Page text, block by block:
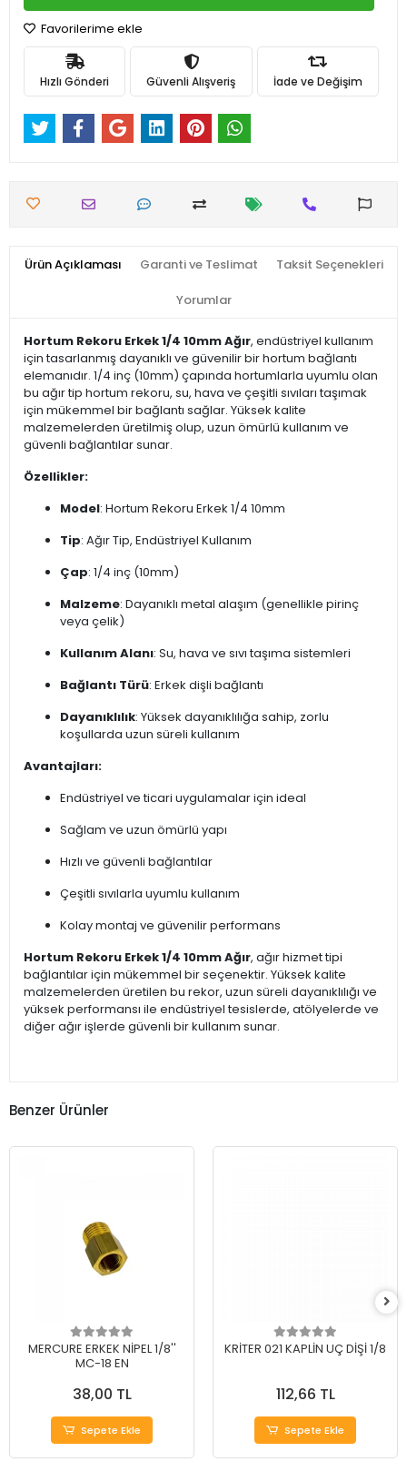
Favorilerime ekle
Hızlı Gönderi Güvenli Alışveriş İade ve Değişim
Ürün Açıklaması Garanti ve Teslimat Taksit Seçenekleri
Yorumlar
Hortum Rekoru Erkek 1/4 10mm Ağır, endüstriyel kullanım
için tasarlanmış dayanıklı ve güvenilir bir hortum bağlantı
elemanıdır. 1/4 inç (10mm) çapında hortumlarla uyumlu olan
bu ağır tip hortum rekoru, su, hava ve çeşitli sıvıları taşımak
için mükemmel bir bağlantı sağlar. Yüksek kalite
malzemelerden üretilmiş olup, uzun ömürlü kullanım ve
güvenli bağlantılar sunar.
Özellikler:
Model: Hortum Rekoru Erkek 1/4 10mm
Tip: Ağır Tip, Endüstriyel Kullanım
Çap: 1/4 inç (10mm)
Malzeme: Dayanıklı metal alaşım (genellikle pirinç
veya çelik)
Kullanım Alanı: Su, hava ve sıvı taşıma sistemleri
Bağlantı Türü: Erkek dişli bağlantı
Dayanıklılık: Yüksek dayanıklılığa sahip, zorlu
koşullarda uzun süreli kullanım
Avantajları:
Endüstriyel ve ticari uygulamalar için ideal
Sağlam ve uzun ömürlü yapı
Hızlı ve güvenli bağlantılar
Çeşitli sıvılarla uyumlu kullanım
Kolay montaj ve güvenilir performans
Hortum Rekoru Erkek 1/4 10mm Ağır, ağır hizmet tipi
bağlantılar için mükemmel bir seçenektir. Yüksek kalite
malzemelerden üretilen bu rekor, uzun süreli dayanıklılığı ve
yüksek performansı ile endüstriyel tesislerde, atölyelerde ve
diğer ağır işlerde güvenli bir kullanım sunar.
Benzer Ürünler
MERCURE ERKEK NİPEL 1/8''
MC-18 EN
38,00 TL
Sepete Ekle
KRİTER 021 KAPLİN UÇ DİŞİ 1/8
112,66 TL
Sepete Ekle